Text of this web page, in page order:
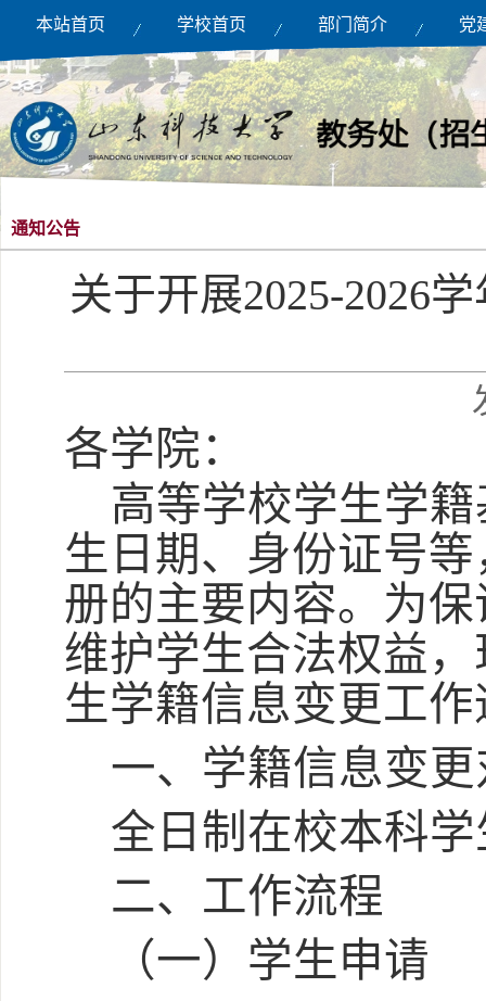
本站首页 学校首页 部门简介 党
通知公告
关于开展2025-2026
各学院：
高等学校学生学
生日期、身份证号
册的主要内容。为
维护学生合法权益，
生学籍信息变更工
一、学籍信息变
全日制 在校本科学
二、工作流程
（一）学生申请